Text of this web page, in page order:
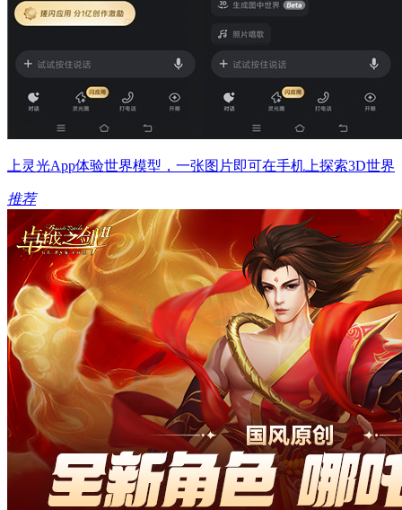
上灵光App体验世界模型，一张图片即可在手机上探索3D世界
推荐